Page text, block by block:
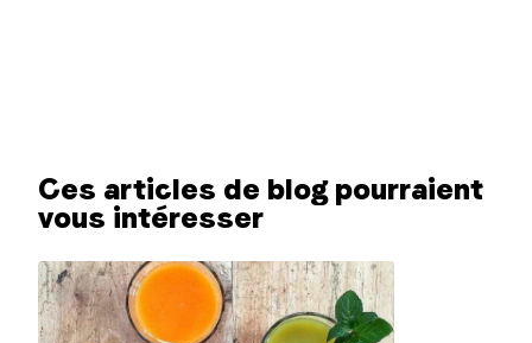
Ces articles de blog pourraient
vous intéresser